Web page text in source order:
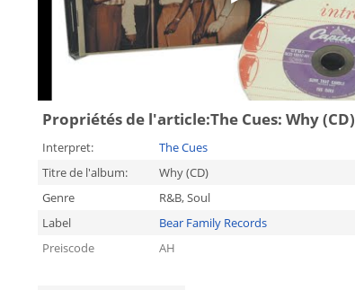
Propriétés de l'article:The Cues: Why (CD)
Interpret:
The Cues
Titre de l'album:
Why (CD)
Genre
R&B, Soul
Label
Bear Family Records
Preiscode
AH